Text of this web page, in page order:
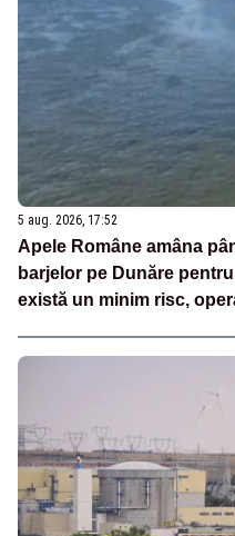
5 aug. 2026, 17:52
Apele Române amâna
barjelor pe Dunăre
există un minim risc,